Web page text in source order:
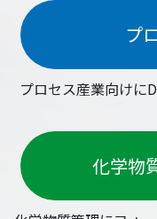
プ
プロセス産業向けに
化学物